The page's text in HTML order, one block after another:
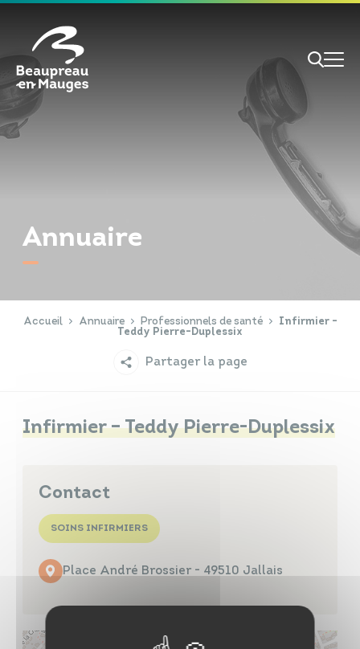
RECHERCHE
Annuaire
Accueil Annuaire Professionnels de santé
Infirmier -
Teddy Pierre-Duplessix
Partager la page
Infirmier – Teddy Pierre-Duplessix
Contact
SOINS INFIRMIERS
Place André Brossier - 49510 Jallais
Annuaires
Cookies management panel